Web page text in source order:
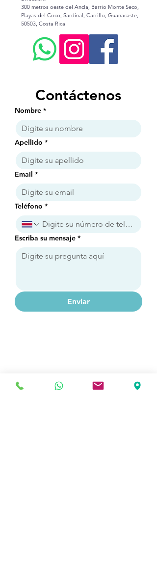
300 metros oeste del Ancla, Barrio Monte Seco,
Playas del Coco, Sardinal, Carrillo, Guanacaste,
50503, Costa Rica
Contáctenos
Nombre *
Apellido *
Email *
Teléfono *
Escriba su mensaje *
Enviar